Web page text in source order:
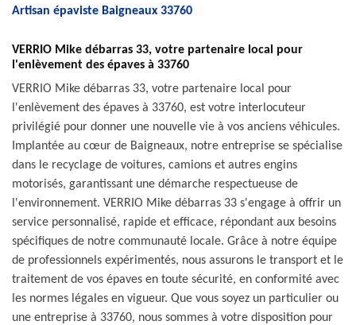
Artisan épaviste Baigneaux 33760
VERRIO Mike débarras 33, votre partenaire local pour
l'enlèvement des épaves à 33760
VERRIO Mike débarras 33, votre partenaire local pour
l'enlèvement des épaves à 33760, est votre interlocuteur
privilégié pour donner une nouvelle vie à vos anciens véhicules.
Implantée au cœur de Baigneaux, notre entreprise se spécialise
dans le recyclage de voitures, camions et autres engins
motorisés, garantissant une démarche respectueuse de
l'environnement. VERRIO Mike débarras 33 s'engage à offrir un
service personnalisé, rapide et efficace, répondant aux besoins
spécifiques de notre communauté locale. Grâce à notre équipe
de professionnels expérimentés, nous assurons le transport et le
traitement de vos épaves en toute sécurité, en conformité avec
les normes légales en vigueur. Que vous soyez un particulier ou
une entreprise à 33760, nous sommes à votre disposition pour